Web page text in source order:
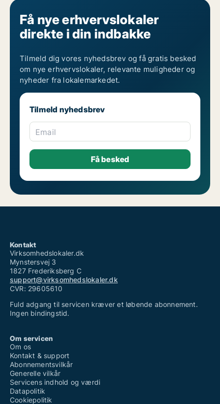
Få nye erhvervslokaler
direkte i din indbakke
Tilmeld dig vores nyhedsbrev og få gratis besked
om nye erhvervslokaler, relevante muligheder og
nyheder fra lokalemarkedet.
Tilmeld nyhedsbrev
Email
Kontakt
Virksomhedslokaler.dk
Mynstersvej 3
1827 Frederiksberg C
support@virksomhedslokaler.dk
CVR: 29605610
Fuld adgang til servicen kræver et løbende abonnement.
Ingen bindingstid.
Om servicen
Om os
Kontakt & support
Abonnementsvilkår
Generelle vilkår
Servicens indhold og værdi
Datapolitik
Cookiepolitik